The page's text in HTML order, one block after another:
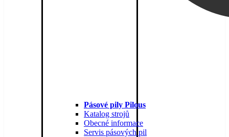
Pásové pily Pilous
Katalog strojů
Obecné informace
Servis pásových pil